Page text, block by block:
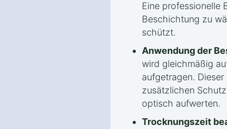
Eine professionelle
Beschichtung zu
schützt.
Anwendung der
wird gleichmäßig
aufgetragen.
zusätzlichen
optisch aufwerten.
Trocknungszeit